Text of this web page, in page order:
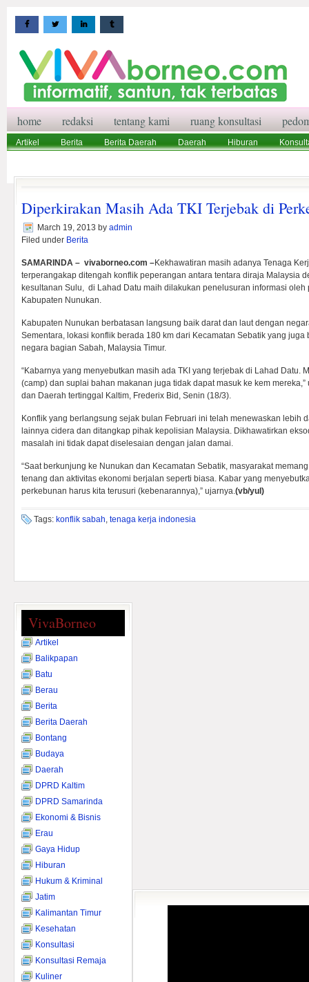
home redaksi tentang kami ruang konsultasi
Artikel Berita Berita Daerah Daerah Hiburan
Diperkirakan Masih Ada TKI Terjebak di
March 19, 2013 by admin
Filed under Berita
SAMARINDA – vivaborneo.com –Kekhawatiran masih adanya Tenaga
terperangakap ditengah konflik peperangan antara tentara diraja Malaysia
kesultanan Sulu, di Lahad Datu maih dilakukan penelusuran informasi oleh
Kabupaten Nunukan.
Kabupaten Nunukan berbatasan langsung baik darat dan laut dengan
Sementara, lokasi konflik berada 180 km dari Kecamatan Sebatik yang
negara bagian Sabah, Malaysia Timur.
“Kabarnya yang menyebutkan masih ada TKI yang terjebak di Lahad Datu.
(camp) dan suplai bahan makanan juga tidak dapat masuk ke kem
dan Daerah tertinggal Kaltim, Frederix Bid, Senin (18/3).
Konflik yang berlangsung sejak bulan Februari ini telah menewaskan lebih
lainnya cidera dan ditangkap pihak kepolisian Malaysia. Dikhawatirkan
masalah ini tidak dapat diselesaian dengan jalan damai.
“Saat berkunjung ke Nunukan dan Kecamatan Sebatik, masyarakat
tenang dan aktivitas ekonomi berjalan seperti biasa. Kabar yang
perkebunan harus kita terusuri (kebenarannya),” ujarnya.(vb/yul)
Tags: konflik sabah, tenaga kerja indonesia
VivaBorneo
Artikel
Balikpapan
Batu
Berau
Berita
Berita Daerah
Bontang
Budaya
Daerah
DPRD Kaltim
DPRD Samarinda
Ekonomi & Bisnis
Erau
Gaya Hidup
Hiburan
Hukum & Kriminal
Jatim
Kalimantan Timur
Kesehatan
Konsultasi
Konsultasi Remaja
Kuliner